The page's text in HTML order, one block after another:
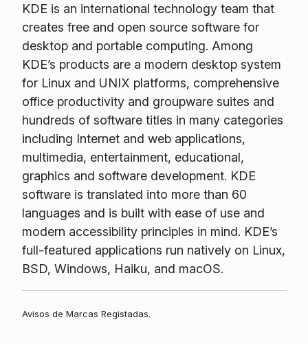
KDE is an international technology team that
creates free and open source software for
desktop and portable computing. Among
KDE’s products are a modern desktop system
for Linux and UNIX platforms, comprehensive
office productivity and groupware suites and
hundreds of software titles in many categories
including Internet and web applications,
multimedia, entertainment, educational,
graphics and software development. KDE
software is translated into more than 60
languages and is built with ease of use and
modern accessibility principles in mind. KDE’s
full-featured applications run natively on Linux,
BSD, Windows, Haiku, and macOS.
Avisos de Marcas Registadas.